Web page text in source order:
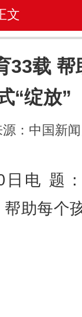
文
33载 帮
“绽放”
源：中国新
电 题
助每个